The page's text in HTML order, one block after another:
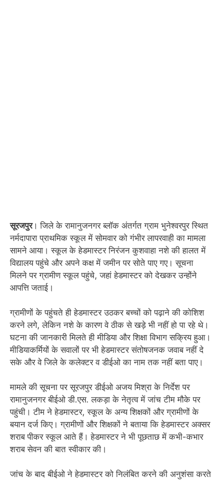
सूरजपुर। जिले के रामानुजनगर ब्लॉक अंतर्गत ग्राम भुनेश्वरपुर स्थित
नर्मदापारा प्राथमिक स्कूल में सोमवार को गंभीर लापरवाही का मामला
सामने आया। स्कूल के हेडमास्टर निरंजन कुशवाहा नशे की हालत में
विद्यालय पहुंचे और अपने कक्ष में जमीन पर सोते पाए गए। सूचना
मिलने पर ग्रामीण स्कूल पहुंचे, जहां हेडमास्टर को देखकर उन्होंने
आपत्ति जताई।
ग्रामीणों के पहुंचते ही हेडमास्टर उठकर बच्चों को पढ़ाने की कोशिश
करने लगे, लेकिन नशे के कारण वे ठीक से खड़े भी नहीं हो पा रहे थे।
घटना की जानकारी मिलते ही मीडिया और शिक्षा विभाग सक्रिय हुआ।
मीडियाकर्मियों के सवालों पर भी हेडमास्टर संतोषजनक जवाब नहीं दे
सके और वे जिले के कलेक्टर व डीईओ का नाम तक नहीं बता पाए।
मामले की सूचना पर सूरजपुर डीईओ अजय मिश्रा के निर्देश पर
रामानुजनगर बीईओ डी.एस. लकड़ा के नेतृत्व में जांच टीम मौके पर
पहुंची। टीम ने हेडमास्टर, स्कूल के अन्य शिक्षकों और ग्रामीणों के
बयान दर्ज किए। ग्रामीणों और शिक्षकों ने बताया कि हेडमास्टर अक्सर
शराब पीकर स्कूल आते हैं। हेडमास्टर ने भी पूछताछ में कभी-कभार
शराब सेवन की बात स्वीकार की।
जांच के बाद बीईओ ने हेडमास्टर को निलंबित करने की अनुशंसा करते